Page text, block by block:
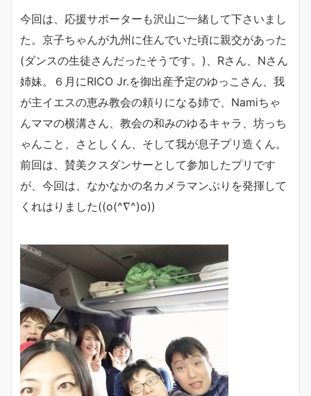
今回は、応援サポーターも沢山ご一緒して下さいまし
た。京子ちゃんが九州に住んでいた頃に親交があった
(ダンスの生徒さんだったそうです。)、Rさん、Nさん
姉妹。６月にRICO Jr.を御出産予定のゆっこさん、我
が主イエスの恵み教会の頼りになる姉で、Namiちゃ
んママの横溝さん、教会の和みのゆるキャラ、坊っち
ゃんこと、さとしくん、そして我が息子プリ造くん。
前回は、賛美クスダンサーとして参加したプリです
が、今回は、なかなかの名カメラマンぶりを発揮して
くれはりました((o(^∇^)o))